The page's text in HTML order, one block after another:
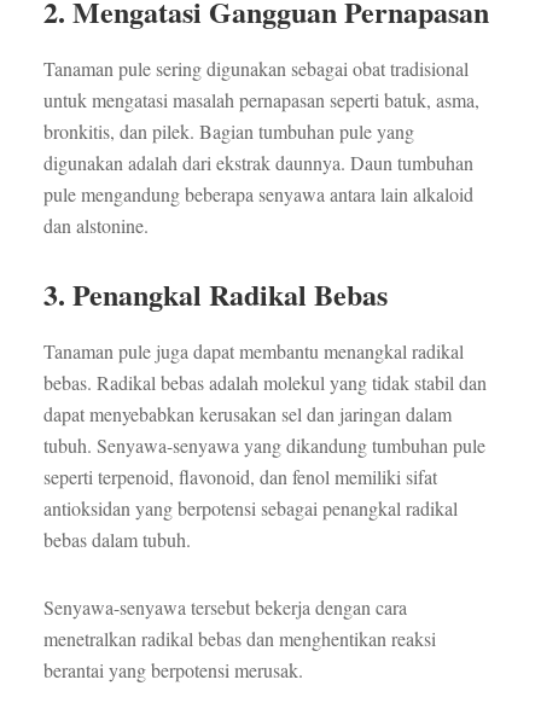
2. Mengatasi Gangguan Pernapasan
Tanaman pule sering digunakan sebagai obat tradisional
untuk mengatasi masalah pernapasan seperti batuk, asma,
bronkitis, dan pilek. Bagian tumbuhan pule yang
digunakan adalah dari ekstrak daunnya. Daun tumbuhan
pule mengandung beberapa senyawa antara lain alkaloid
dan alstonine.
3. Penangkal Radikal Bebas
Tanaman pule juga dapat membantu menangkal radikal
bebas. Radikal bebas adalah molekul yang tidak stabil dan
dapat menyebabkan kerusakan sel dan jaringan dalam
tubuh. Senyawa-senyawa yang dikandung tumbuhan pule
seperti terpenoid, flavonoid, dan fenol memiliki sifat
antioksidan yang berpotensi sebagai penangkal radikal
bebas dalam tubuh.
Senyawa-senyawa tersebut bekerja dengan cara
menetralkan radikal bebas dan menghentikan reaksi
berantai yang berpotensi merusak.